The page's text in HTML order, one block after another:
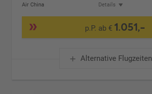
Air China
Details
p.P. ab € 1.051,-
Alternative Flugzeiten